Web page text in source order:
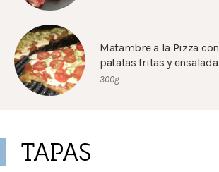
Matambre a la Pizza con
patatas fritas y ensalada
300g
TAPAS